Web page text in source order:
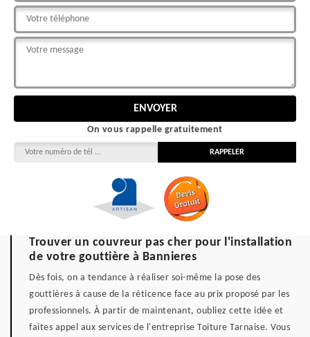
On vous rappelle gratuitement
Trouver un couvreur pas cher pour l'installation
de votre gouttière à Bannieres
Dès fois, on a tendance à réaliser soi-même la pose des
gouttières à cause de la réticence face au prix proposé par les
professionnels. À partir de maintenant, oubliez cette idée et
faites appel aux services de l'entreprise Toiture Tarnaise. Vous